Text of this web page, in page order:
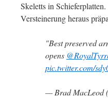
Skeletts in
Versteinerung heraus
"Best preserved
opens
pic.twitter.com/
— Brad MacLeod